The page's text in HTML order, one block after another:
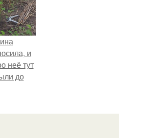
и
неё тут
до